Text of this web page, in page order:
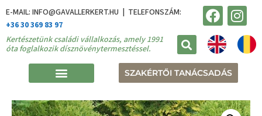
E-MAIL: INFO@GAVALLERKERT.HU | TELEFONSZÁM:
+36 30 369 83 97
Kertészetünk családi vállalkozás, amely 1991
óta foglalkozik dísznövénytermesztéssel.
SZAKÉRTŐI TANÁCSADÁS